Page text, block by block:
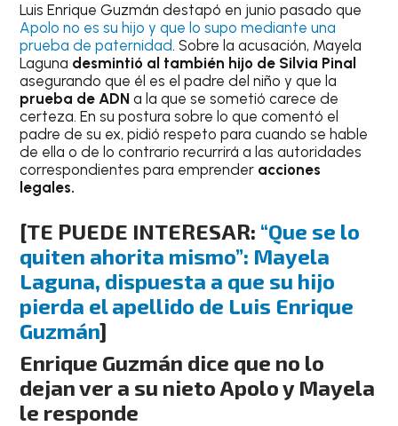
Luis Enrique Guzmán destapó en junio pasado que
Apolo no es su hijo y que lo supo mediante una
prueba de paternidad. Sobre la acusación, Mayela
Laguna desmintió al también hijo de Silvia Pinal
asegurando que él es el padre del niño y que la
prueba de ADN a la que se sometió carece de
certeza. En su postura sobre lo que comentó el
padre de su ex, pidió respeto para cuando se hable
de ella o de lo contrario recurrirá a las autoridades
correspondientes para emprender acciones
legales.
[TE PUEDE INTERESAR: “Que se lo
quiten ahorita mismo”: Mayela
Laguna, dispuesta a que su hijo
pierda el apellido de Luis Enrique
Guzmán]
Enrique Guzmán dice que no lo
dejan ver a su nieto Apolo y Mayela
le responde